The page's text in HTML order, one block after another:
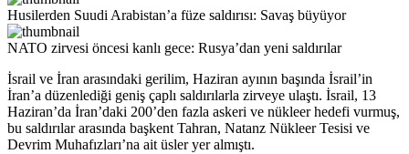
Husilerden Suudi Arabistan’a füze saldırısı: Savaş büyüyor
NATO zirvesi öncesi kanlı gece: Rusya’dan yeni saldırılar
İsrail ve İran arasındaki gerilim, Haziran ayının başında İsrail’in
İran’a düzenlediği geniş çaplı saldırılarla zirveye ulaştı. İsrail, 13
Haziran’da İran’daki 200’den fazla askeri ve nükleer hedefi vurmuş,
bu saldırılar arasında başkent Tahran, Natanz Nükleer Tesisi ve
Devrim Muhafızları’na ait üsler yer almıştı.